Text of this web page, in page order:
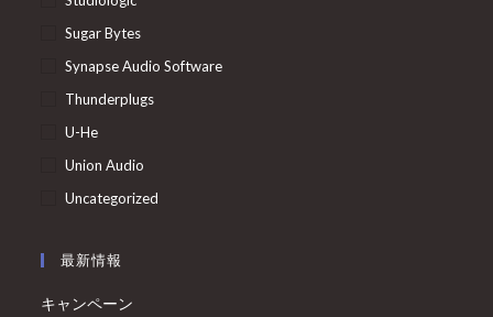
Sugar Bytes
Synapse Audio Software
Thunderplugs
U-He
Union Audio
Uncategorized
最新情報
キャンペーン